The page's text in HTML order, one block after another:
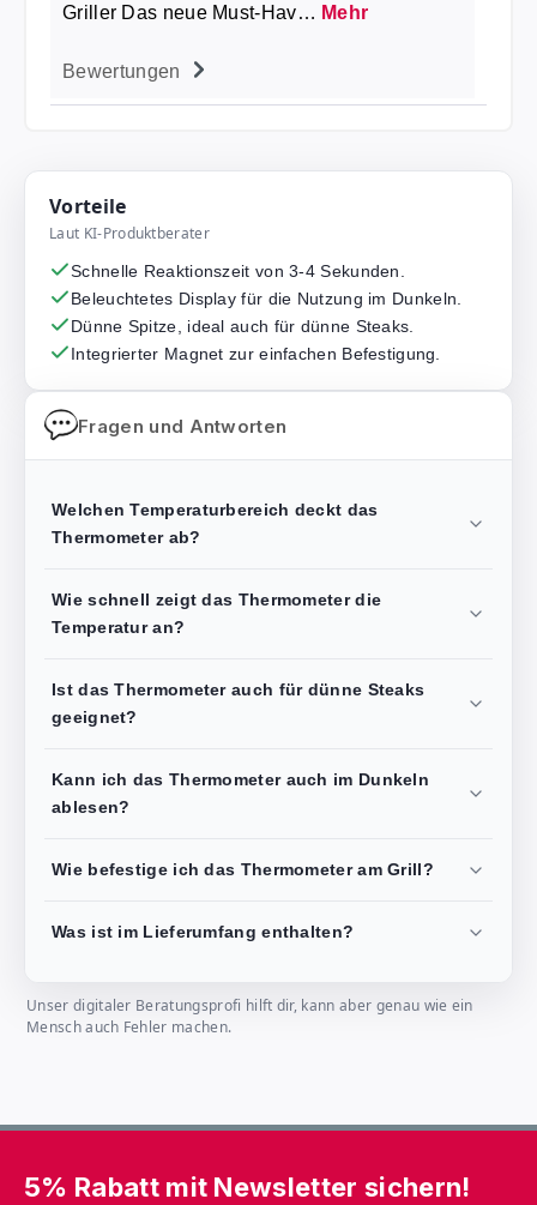
Griller Das neue Must-Hav… Mehr
Bewertungen
Vorteile
Laut KI-Produktberater
Schnelle Reaktionszeit von 3-4 Sekunden.
Beleuchtetes Display für die Nutzung im Dunkeln.
Dünne Spitze, ideal auch für dünne Steaks.
Integrierter Magnet zur einfachen Befestigung.
Fragen und Antworten
Welchen Temperaturbereich deckt das
Thermometer ab?
Wie schnell zeigt das Thermometer die
Temperatur an?
Ist das Thermometer auch für dünne Steaks
geeignet?
Kann ich das Thermometer auch im Dunkeln
ablesen?
Wie befestige ich das Thermometer am Grill?
Was ist im Lieferumfang enthalten?
Unser digitaler Beratungsprofi hilft dir, kann aber genau wie ein
Mensch auch Fehler machen.
5% Rabatt mit Newsletter sichern!